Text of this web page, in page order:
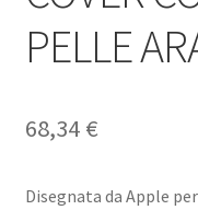
PELLE
68,34 €
Disegnata da Apple